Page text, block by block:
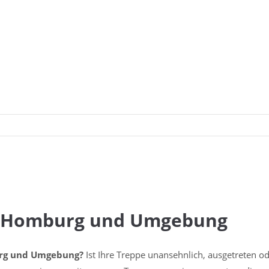
und Umgebung
und Umgebung? Ist Ihre Treppe unansehnlich, ausgetreten